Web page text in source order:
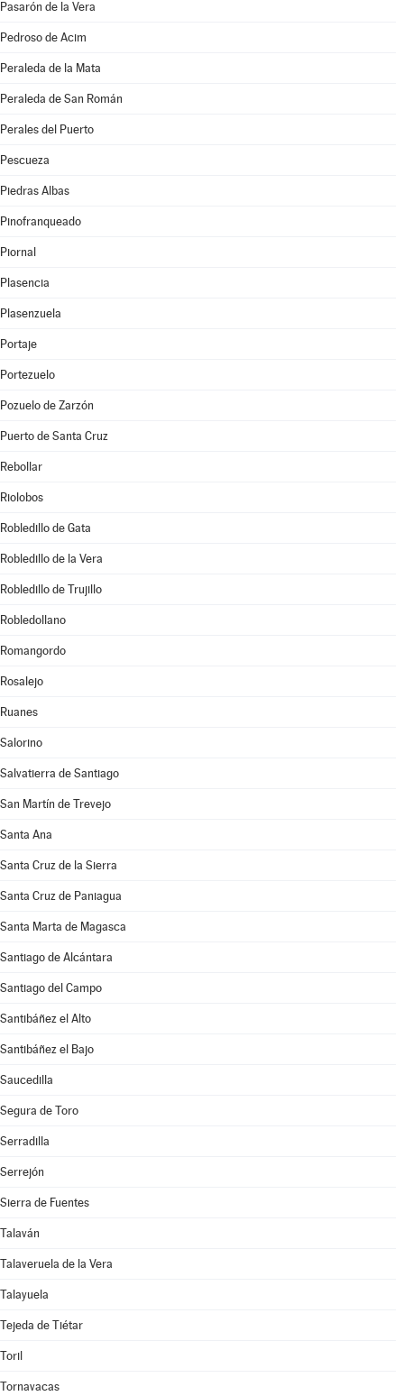
Pasarón de la Vera
Pedroso de Acim
Peraleda de la Mata
Peraleda de San Román
Perales del Puerto
Pescueza
Piedras Albas
Pinofranqueado
Piornal
Plasencia
Plasenzuela
Portaje
Portezuelo
Pozuelo de Zarzón
Puerto de Santa Cruz
Rebollar
Riolobos
Robledillo de Gata
Robledillo de la Vera
Robledillo de Trujillo
Robledollano
Romangordo
Rosalejo
Ruanes
Salorino
Salvatierra de Santiago
San Martín de Trevejo
Santa Ana
Santa Cruz de la Sierra
Santa Cruz de Paniagua
Santa Marta de Magasca
Santiago de Alcántara
Santiago del Campo
Santibáñez el Alto
Santibáñez el Bajo
Saucedilla
Segura de Toro
Serradilla
Serrejón
Sierra de Fuentes
Talaván
Talaveruela de la Vera
Talayuela
Tejeda de Tiétar
Toril
Tornavacas